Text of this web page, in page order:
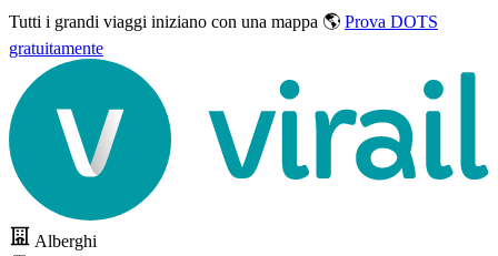
Tutti i grandi viaggi iniziano con una mappa 🌎 Prova DOTS
gratuitamente
Alberghi